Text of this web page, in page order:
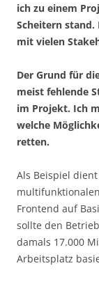
ich zu einem
Scheitern stand.
mit vielen
Der Grund für
meist fehlende
im Projekt. Ich
welche
retten.
Als Beispiel
Frontend auf
sollte den
damals 17.000
Arbeitsplatz